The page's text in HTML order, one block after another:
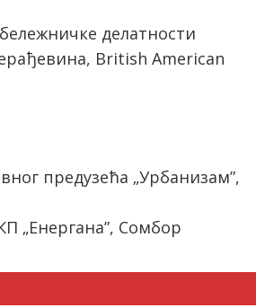
делатности
British American
предузећа „Урбанизам”,
„Енергана”, Сомбор